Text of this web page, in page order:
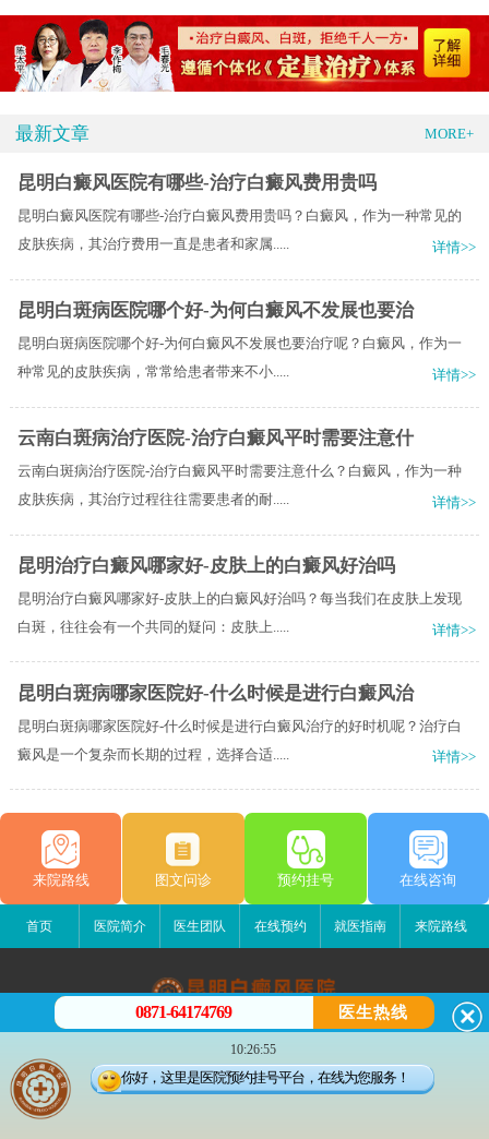
最新文章 MORE+
昆明白癜风医院有哪些-治疗白癜风费用贵吗
昆明白癜风医院有哪些-治疗白癜风费用贵吗？白癜风，作为一种常见的
皮肤疾病，其治疗费用一直是患者和家属.....
详情>>
昆明白斑病医院哪个好-为何白癜风不发展也要治
昆明白斑病医院哪个好-为何白癜风不发展也要治疗呢？白癜风，作为一
种常见的皮肤疾病，常常给患者带来不小.....
详情>>
云南白斑病治疗医院-治疗白癜风平时需要注意什
云南白斑病治疗医院-治疗白癜风平时需要注意什么？白癜风，作为一种
皮肤疾病，其治疗过程往往需要患者的耐.....
详情>>
昆明治疗白癜风哪家好-皮肤上的白癜风好治吗
昆明治疗白癜风哪家好-皮肤上的白癜风好治吗？每当我们在皮肤上发现
白斑，往往会有一个共同的疑问：皮肤上.....
详情>>
昆明白斑病哪家医院好-什么时候是进行白癜风治
昆明白斑病哪家医院好-什么时候是进行白癜风治疗的好时机呢？治疗白
癜风是一个复杂而长期的过程，选择合适.....
详情>>
来院路线 图文问诊 预约挂号 在线咨询
首页 医院简介 医生团队 在线预约 就医指南 来院路线
昆明白癜风医院
昆明市五华区护国路2号
版权所有：昆明白癜风医院
0871-64174769 医生热线
10:26:55
你好，这里是医院预约挂号平台，在线为您服务！